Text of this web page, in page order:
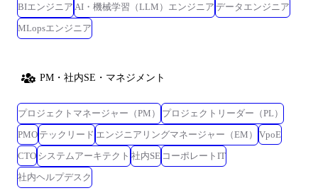
BIエンジニア AI・機械学習（LLM）エンジニア データエンジニア
MLopsエンジニア
PM・社内SE・マネジメント
プロジェクトマネージャー（PM）
プロジェクトリーダー（PL）
PMO テックリード エンジニアリングマネージャー（EM）
VpoE
CTO システムアーキテクト 社内SE コーポレートIT
社内ヘルプデスク